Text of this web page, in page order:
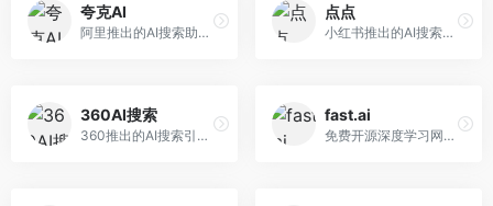
夸克AI
阿里推出的AI搜索助手，整合搜索与AI功能。面向年轻用户，提供智能搜索、文档处理、学习辅助等服务，与夸克生态深度整合。
点点
小红书推出的AI搜索应用，专注于生活方式内容搜索。面向小红书用户，提供生活攻略、消费决策、内容推荐等服务，生活方式内容丰富。
360AI搜索
360推出的AI搜索引擎，专注于安全智能搜索。面向普通用户，提供智能问答、网页搜索、内容整理等服务，安全防护能力强。
fast.ai
免费开源深度学习网站，专注于实用AI教学。面向开发者，提供免费深度学习课程、实战项目、代码库等资源，学习门槛低。